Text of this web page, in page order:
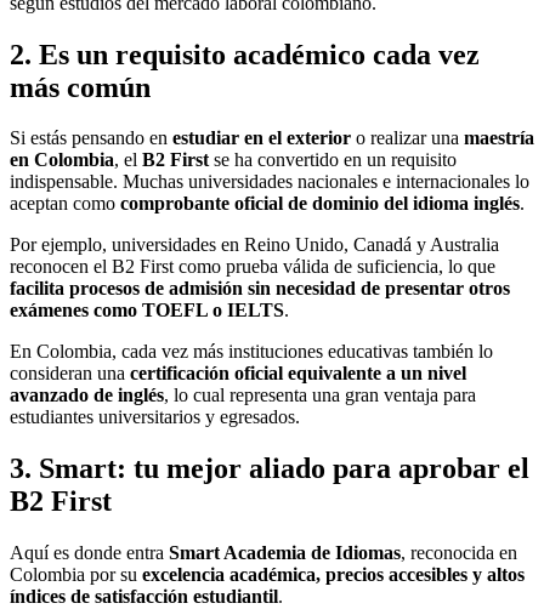
2. Es un requisito académico cada vez
más común
Si estás pensando en estudiar en el exterior o realizar una maestría
en Colombia, el B2 Firstse ha convertido en un requisito
indispensable. Muchas universidades nacionales e internacionales lo
aceptan como comprobante oficial de dominio del idioma inglés.
Por ejemplo, universidades en Reino Unido, Canadá y Australia
reconocen el B2 First como prueba válida de suficiencia, lo que
facilita procesos de admisión sin necesidad de presentar otros
exámenes como TOEFL o IELTS.
En Colombia, cada vez más instituciones educativas también lo
consideran una certificación oficial equivalente a un nivel
avanzado de inglés, lo cual representa una gran ventaja para
estudiantes universitarios y egresados.
3. Smart: tu mejor aliado para aprobar el
B2 First
Aquí es donde entra Smart Academia de Idiomas, reconocida en
Colombia por su excelencia académica, precios accesibles y altos
índices de satisfacción estudiantil.